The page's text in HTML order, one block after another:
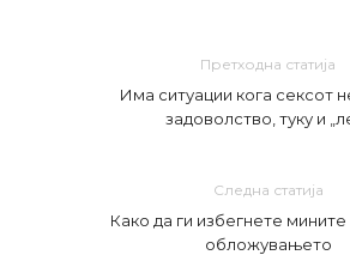
Претходна статија
Има ситуации кога сексот
задоволство, туку и
Следна статија
Како да ги избегнете мините
обложувањето